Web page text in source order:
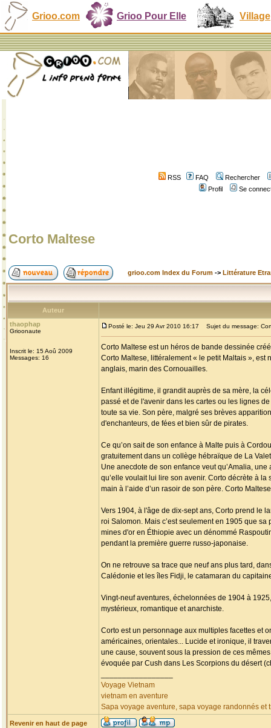
Grioo.com Grioo Pour Elle Village
RSS FAQ
Rechercher
Profil
Se
Corto Maltese
grioo.com Index du Forum -> Littérature
Auteur
thaophap
Grioonaute
Inscrit le: 15 Aoû 2009
Messages: 16
Posté le: Jeu 29 Avr 2010 16:17 Sujet du message:
Corto Maltese est un héros de bande dessinée
Corto Maltese, littéralement « le petit Maltais », est
anglais, marin des Cornouailles.
Enfant illégitime, il grandit auprès de sa mère, la
passé et de l'avenir dans les cartes ou les lignes
toute sa vie. Son père, malgré ses brèves
d'enchanteurs, de fées et bien sûr de pirates.
Ce qu’on sait de son enfance à Malte puis à
gratuitement dans un collège hébraïque de La
Une anecdote de son enfance veut qu’Amalia,
qu’elle voulait lui lire son avenir. Corto décrète à
main à l’aide d’un rasoir de son père. Corto
Vers 1904, à l'âge de dix-sept ans, Corto prend le
roi Salomon. Mais c’est seulement en 1905 que
mines d'or en Éthiopie avec un dénommé
pendant la première guerre russo-japonaise.
On ne retrouve sa trace que neuf ans plus tard,
Calédonie et les îles Fidji, le catamaran du
Vingt-neuf aventures, échelonnées de 1904 à
mystérieux, romantique et anarchiste.
Corto est un personnage aux multiples facettes et
américaines, orientales... Lucide et ironique, il
une cause, souvent sous la pression de ces
évoquée par Cush dans Les Scorpions du désert
Voyage Vietnam
vietnam en aventure
Sapa voyage aventure, sapa voyage randonnés et
Revenir en haut de page